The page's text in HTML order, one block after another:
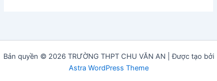
Bản quyền © 2026 TRƯỜNG THPT CHU VĂN AN | Được tạo bởi
Astra WordPress Theme